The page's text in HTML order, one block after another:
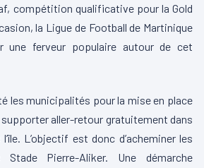
compétition qualificative pour la Gold
la Ligue de Football de Martinique
une ferveur populaire autour de cet
les municipalités pour la mise en place
supporter aller-retour gratuitement dans
L’objectif est donc d’acheminer les
Pierre-Aliker. Une démarche